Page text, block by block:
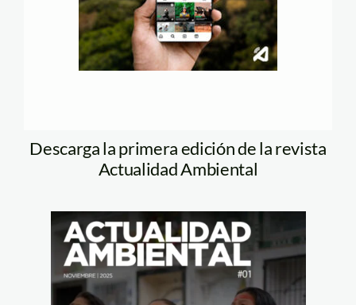
Descarga la primera edición de la revista
Actualidad Ambiental